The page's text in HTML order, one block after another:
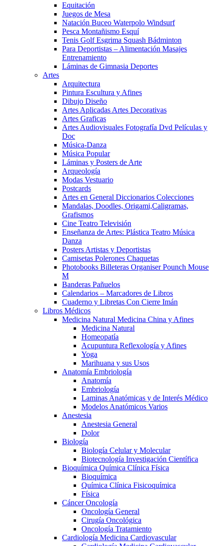
Equitación
Juegos de Mesa
Natación Buceo Waterpolo Windsurf
Pesca Montañismo Esquí
Tenis Golf Esgrima Squash Bádminton
Para Deportistas – Alimentación Masajes
Entrenamiento
Láminas de Gimnasia Deportes
Artes
Arquitectura
Pintura Escultura y Afines
Dibujo Diseño
Artes Aplicadas Artes Decorativas
Artes Graficas
Artes Audiovisuales Fotografía Dvd Películas y
Doc
Música-Danza
Música Popular
Láminas y Posters de Arte
Arqueología
Modas Vestuario
Postcards
Artes en General Diccionarios Colecciones
Mandalas, Doodles, Origami,Caligramas,
Grafismos
Cine Teatro Televisión
Enseñanza de Artes: Plástica Teatro Música
Danza
Posters Artistas y Deportistas
Camisetas Polerones Chaquetas
Photobooks Billeteras Organiser Pounch Mouse
M
Banderas Pañuelos
Calendarios – Marcadores de Libros
Cuaderno y Libretas Con Cierre Imán
Libros Médicos
Medicina Natural Medicina China y Afines
Medicina Natural
Homeopatía
Acupuntura Reflexología y Afines
Yoga
Marihuana y sus Usos
Anatomía Embriología
Anatomía
Embriología
Laminas Anatómicas y de Interés Médico
Modelos Anatómicos Varios
Anestesia
Anestesia General
Dolor
Biología
Biología Celular y Molecular
Biotecnología Investigación Científica
Bioquímica Química Clínica Física
Bioquímica
Química Clínica Fisicoquímica
Física
Cáncer Oncología
Oncología General
Cirugía Oncológica
Oncología Tratamiento
Cardiología Medicina Cardiovascular